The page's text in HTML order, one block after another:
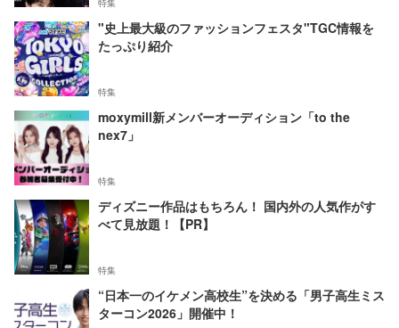
特集
"史上最大級のファッションフェスタ"TGC情報を
たっぷり紹介
特集
moxymill新メンバーオーディション「to the
nex7」
特集
ディズニー作品はもちろん！ 国内外の人気作がす
べて見放題！【PR】
特集
“日本一のイケメン高校生”を決める「男子高生ミス
ターコン2026」開催中！